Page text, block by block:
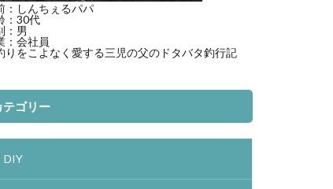
：しんちぇるパパ
：30代
：男
：会社員
りをこよなく愛する三児の父のドタバタ釣行記
テゴリー
DIY